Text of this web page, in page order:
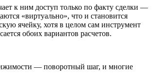
к ним доступ только по факту сделки —
«виртуально», что и становится
ячейку, хотя в целом сам инструмент
обоих вариантов расчетов.
— поворотный шаг, и многие